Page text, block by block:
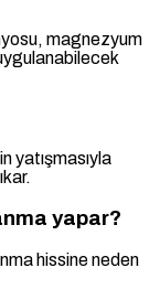
magnezyum
yatışmasıyla
yapar?
hissine neden